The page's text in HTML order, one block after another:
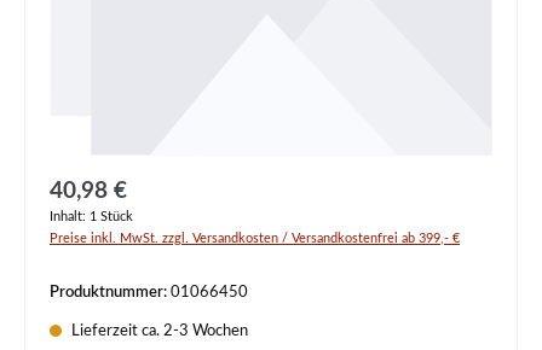
Regulärer Preis:
40,98 €
Inhalt: 1 Stück
Preise inkl. MwSt. zzgl. Versandkosten / Versandkostenfrei ab 399,- €
Produktnummer: 01066450
Lieferzeit ca. 2-3 Wochen